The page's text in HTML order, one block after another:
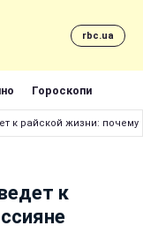
rbc.ua
Гороскопи
к райской жизни: почему
к